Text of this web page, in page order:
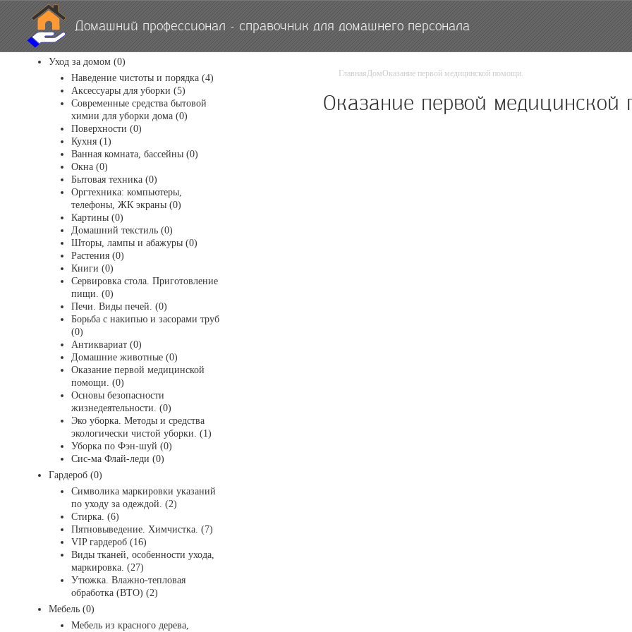
Домашний профессионал - справочник для домашнего персонала
Уход за домом (0)
Наведение чистоты и порядка (4)
Аксессуары для уборки (5)
Современные средства бытовой
химии для уборки дома (0)
Поверхности (0)
Кухня (1)
Ванная комната, бассейны (0)
Окна (0)
Бытовая техника (0)
Оргтехника: компьютеры,
телефоны, ЖК экраны (0)
Картины (0)
Домашний текстиль (0)
Шторы, лампы и абажуры (0)
Растения (0)
Книги (0)
Сервировка стола. Приготовление
пищи. (0)
Печи. Виды печей. (0)
Борьба с накипью и засорами труб
(0)
Антиквариат (0)
Домашние животные (0)
Оказание первой медицинской
помощи. (0)
Основы безопасности
жизнедеятельности. (0)
Эко уборка. Методы и средства
экологически чистой уборки. (1)
Уборка по Фэн-шуй (0)
Сис-ма Флай-леди (0)
Гардероб (0)
Символика маркировки указаний
по уходу за одеждой. (2)
Стирка. (6)
Пятновыведение. Химчистка. (7)
VIP гардероб (16)
Виды тканей, особенности ухода,
маркировка. (27)
Утюжка. Влажно-тепловая
обработка (ВТО) (2)
Мебель (0)
Мебель из красного дерева,
ГлавнаяДомОказание первой медицинской помощи.
Оказание первой медицинской